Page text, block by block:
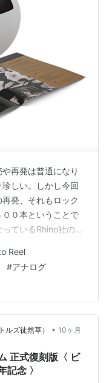
再発は普通になり
しい。しかし今回
発、それもロック
０本ということで
ているRhino社の再
っています。理由は
カッコイイから。
リールテープ再発。
上がっています。
ラット・アナ…
Reel
#アナログ
ズ徒然草） • 10ヶ月
正式復刻版〈 ビ
記念 〉